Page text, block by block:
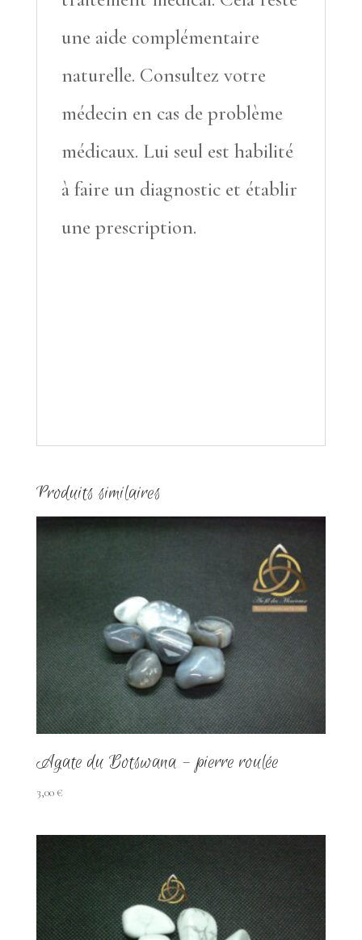
une aide complémentaire
naturelle. Consultez votre
médecin en cas de problème
médicaux. Lui seul est habilité
à faire un diagnostic et établir
une prescription.
Produits similaires
Agate du Botswana – pierre roulée
3,00€